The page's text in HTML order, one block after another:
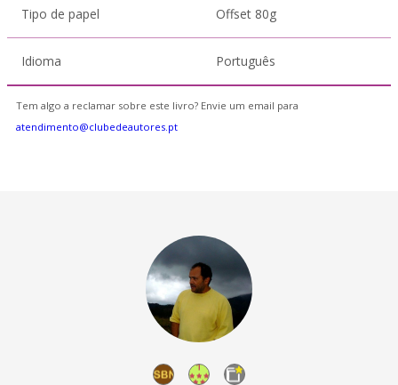
Tipo de papel Offset 80g
Idioma Português
Tem algo a reclamar sobre este livro? Envie um email para
atendimento@clubedeautores.pt